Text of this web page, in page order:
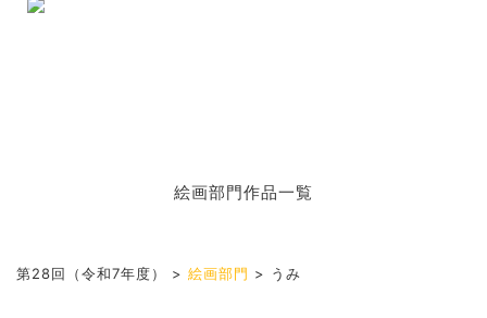
絵画部門作品一覧
第28回（令和7年度） > 絵画部門 > うみ